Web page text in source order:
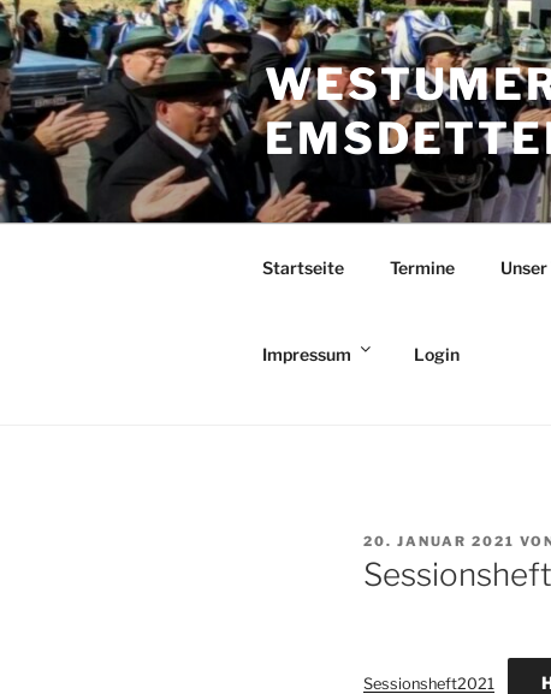
Zum
Inhalt
springen
Startseite Termine
Impressum Login
VERÖFFENTLICHT
AM
20. JANUAR 2021
Sessionsheft2021